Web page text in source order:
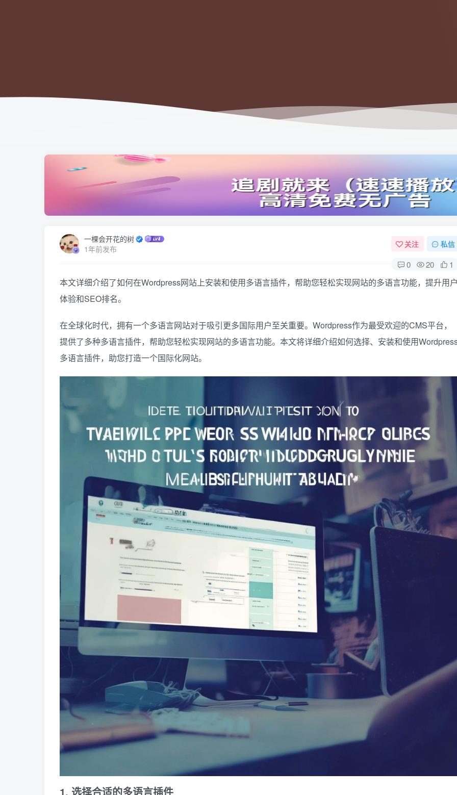
一棵会开花的树
1年前发布
关注 私信
0 20 1
本文详细介绍了如何在Wordpress网站上安装和使用多语言插件，帮助您轻松实现网站的多语言功能，提升用
体验和SEO排名。
在全球化时代，拥有一个多语言网站对于吸引更多国际用户至关重要。Wordpress作为最受欢迎的CMS平台，
提供了多种多语言插件，帮助您轻松实现网站的多语言功能。本文将详细介绍如何选择、安装和使用
多语言插件，助您打造一个国际化网站。
1. 选择合适的多语言插件